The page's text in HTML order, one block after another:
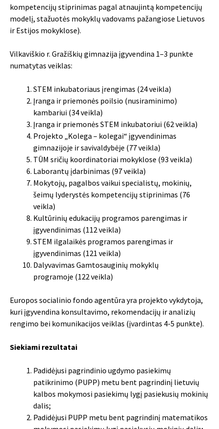
kompetencijų stiprinimas pagal atnaujintą kompetencijų
modelį, stažuotės mokyklų vadovams pažangiose Lietuvos
ir Estijos mokyklose).
Vilkaviškio r. Gražiškių gimnazija įgyvendina 1–3 punkte
numatytas veiklas:
STEM inkubatoriaus įrengimas (24 veikla)
Įranga ir priemonės poilsio (nusiraminimo)
kambariui (34 veikla)
Įranga ir priemonės STEM inkubatoriui (62 veikla)
Projekto „Kolega – kolegai“ įgyvendinimas
gimnazijoje ir savivaldybėje (77 veikla)
TŪM sričių koordinatoriai mokyklose (93 veikla)
Laborantų įdarbinimas (97 veikla)
Mokytojų, pagalbos vaikui specialistų, mokinių,
šeimų lyderystės kompetencijų stiprinimas (76
veikla)
Kultūrinių edukacijų programos parengimas ir
įgyvendinimas (112 veikla)
STEM ilgalaikės programos parengimas ir
įgyvendinimas (121 veikla)
Dalyvavimas Gamtosauginių mokyklų
programoje (122 veikla)
Europos socialinio fondo agentūra yra projekto vykdytoja,
kuri įgyvendina konsultavimo, rekomendacijų ir analizių
rengimo bei komunikacijos veiklas (įvardintas 4-5 punkte).
Siekiami rezultatai
Padidėjusi pagrindinio ugdymo pasiekimų
patikrinimo (PUPP) metu bent pagrindinį lietuvių
kalbos mokymosi pasiekimų lygį pasiekusių mokinių
dalis;
Padidėjusi PUPP metu bent pagrindinį matematikos